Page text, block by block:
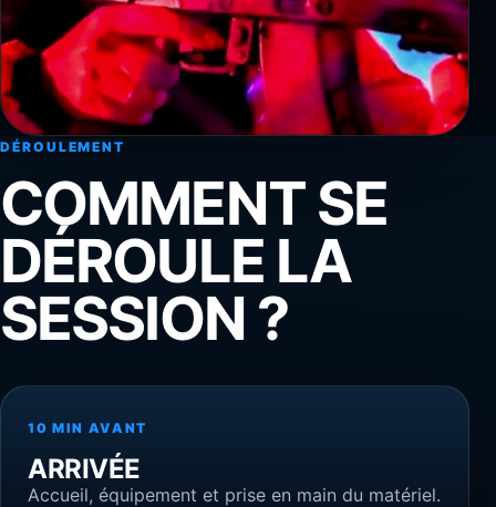
DÉROULEMENT
COMMENT SE
DÉROULE LA
SESSION ?
10 MIN AVANT
ARRIVÉE
Accueil, équipement et prise en main du matériel.